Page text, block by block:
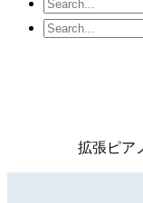
拡張ピア